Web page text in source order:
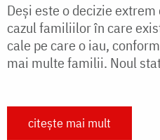
Deși este o decizie
cazul familiilor în care
cale pe care o iau,
mai multe familii. Noul
citește mai mult